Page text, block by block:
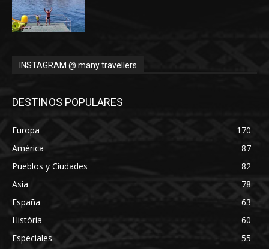
INSTAGRAM @ many travellers
DESTINOS POPULARES
Europa
170
América
87
Pueblos y Ciudades
82
Asia
78
España
63
História
60
Especiales
55